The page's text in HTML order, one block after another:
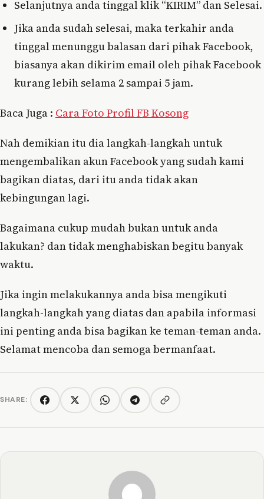
Selanjutnya anda tinggal klik “KIRIM” dan Selesai.
Jika anda sudah selesai, maka terkahir anda
tinggal menunggu balasan dari pihak Facebook,
biasanya akan dikirim email oleh pihak Facebook
kurang lebih selama 2 sampai 5 jam.
Baca Juga : Cara Foto Profil FB Kosong
Nah demikian itu dia langkah-langkah untuk
mengembalikan akun Facebook yang sudah kami
bagikan diatas, dari itu anda tidak akan
kebingungan lagi.
Bagaimana cukup mudah bukan untuk anda
lakukan? dan tidak menghabiskan begitu banyak
waktu.
Jika ingin melakukannya anda bisa mengikuti
langkah-langkah yang diatas dan apabila informasi
ini penting anda bisa bagikan ke teman-teman anda.
Selamat mencoba dan semoga bermanfaat.
SHARE: FacebookTwitter/XWhatsAppTelegramCopy link